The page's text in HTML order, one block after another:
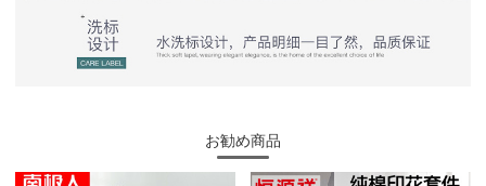
お勧め商品